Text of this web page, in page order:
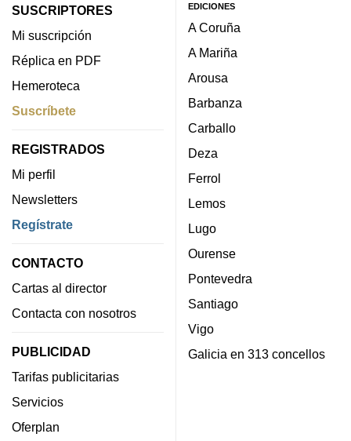
SUSCRIPTORES
Mi suscripción
Réplica en PDF
Hemeroteca
Suscríbete
REGISTRADOS
Mi perfil
Newsletters
Regístrate
CONTACTO
Cartas al director
Contacta con nosotros
PUBLICIDAD
Tarifas publicitarias
Servicios
Oferplan
EDICIONES
A Coruña
A Mariña
Arousa
Barbanza
Carballo
Deza
Ferrol
Lemos
Lugo
Ourense
Pontevedra
Santiago
Vigo
Galicia en 313 concellos